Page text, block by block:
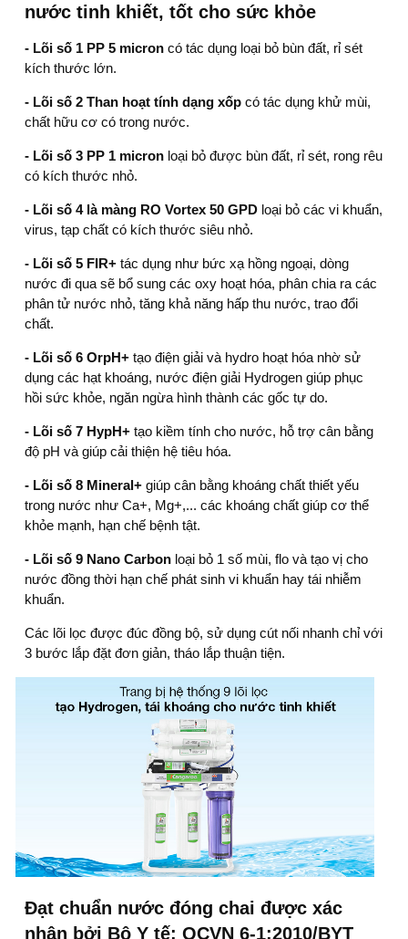
nước tinh khiết, tốt cho sức khỏe
- Lõi số 1 PP 5 micron có tác dụng loại bỏ bùn đất, rỉ sét
kích thước lớn.
- Lõi số 2 Than hoạt tính dạng xốp có tác dụng khử mùi,
chất hữu cơ có trong nước.
- Lõi số 3 PP 1 micron loại bỏ được bùn đất, rỉ sét, rong rêu
có kích thước nhỏ.
- Lõi số 4 là màng RO Vortex 50 GPD loại bỏ các vi khuẩn,
virus, tạp chất có kích thước siêu nhỏ.
- Lõi số 5 FIR+ tác dụng như bức xạ hồng ngoại, dòng
nước đi qua sẽ bổ sung các oxy hoạt hóa, phân chia ra các
phân tử nước nhỏ, tăng khả năng hấp thu nước, trao đổi
chất.
- Lõi số 6 OrpH+ tạo điện giải và hydro hoạt hóa nhờ sử
dụng các hạt khoáng, nước điện giải Hydrogen giúp phục
hồi sức khỏe, ngăn ngừa hình thành các gốc tự do.
- Lõi số 7 HypH+ tạo kiềm tính cho nước, hỗ trợ cân bằng
độ pH và giúp cải thiện hệ tiêu hóa.
- Lõi số 8 Mineral+ giúp cân bằng khoáng chất thiết yếu
trong nước như Ca+, Mg+,... các khoáng chất giúp cơ thể
khỏe mạnh, hạn chế bệnh tật.
- Lõi số 9 Nano Carbon loại bỏ 1 số mùi, flo và tạo vị cho
nước đồng thời hạn chế phát sinh vi khuẩn hay tái nhiễm
khuẩn.
Các lõi lọc được đúc đồng bộ, sử dụng cút nối nhanh chỉ với
3 bước lắp đặt đơn giản, tháo lắp thuận tiện.
Đạt chuẩn nước đóng chai được xác
nhận bởi Bộ Y tế: QCVN 6-1:2010/BYT